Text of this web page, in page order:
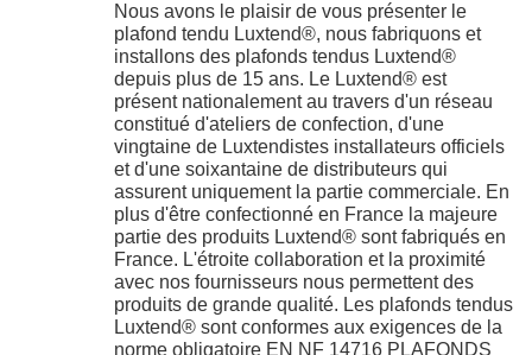
Nous avons le plaisir de vous présenter le
plafond tendu Luxtend®, nous fabriquons et
installons des plafonds tendus Luxtend®
depuis plus de 15 ans. Le Luxtend® est
présent nationalement au travers d'un réseau
constitué d'ateliers de confection, d'une
vingtaine de Luxtendistes installateurs officiels
et d'une soixantaine de distributeurs qui
assurent uniquement la partie commerciale. En
plus d'être confectionné en France la majeure
partie des produits Luxtend® sont fabriqués en
France. L'étroite collaboration et la proximité
avec nos fournisseurs nous permettent des
produits de grande qualité. Les plafonds tendus
Luxtend® sont conformes aux exigences de la
norme obligatoire EN NF 14716 PLAFONDS